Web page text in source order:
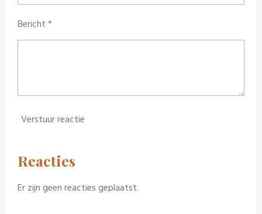
Bericht *
Verstuur reactie
Reacties
Er zijn geen reacties geplaatst.